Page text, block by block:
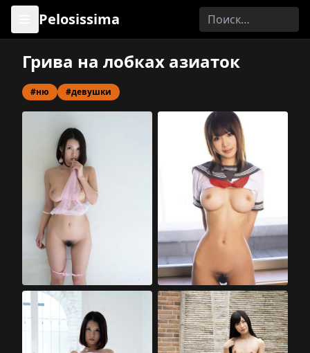
Pelosissima
Грива на лобках азиаток
#ню #девушки